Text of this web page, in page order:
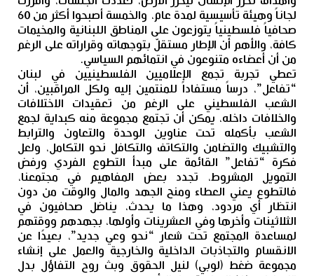
لجاناً وهيئة تأسيسية لمدة عام، والخمسة أصبحوا أكثر من 60
صحافياً فلسطينياً يتوزعون على المناطق اللبنانية والمخيمات
كافة، والأهم أن الإطار مستقلّ بتوجهاته وقراراته على الرغم
من أن أعضاءه متنوعون في انتمائهم السياسي.
تعطي تجربة تجمع الإعلاميين الفلسطينيين في لبنان
“تفاعل”، درساً مستفاداً للمنتمين إليه ولكل المراقبين، أن
الشعب الفلسطيني على الرغم من تعقيدات الاختلافات
والخلافات داخله، يمكن أن تجتمع مجموعة منه كبداية لجمع
الشعب بأكمله تحت عناوين الوحدة والتعاون والترابط
والتشبيك والتضامن والتكاتف والتكافل نحو التكامل، ولعل
فكرة “تفاعل” القائمة على مبدأ التطوع الفردي ورفض
التمويل المشروط، تجدد بعض المفاهيم في مجتمعنا،
فالتطوع يعني العطاء ومنح الجهد والمال والوقت من دون
انتظار أي مردود، وهذا ما يحدث، يناضل صحافيون في
الثلاثينات وأخرها وفي العشرينات وأولها، بجهدهم ووقتهم
لمساعدة المجتمع تحت شعار “نحو وعي جديد”، بعيدًا عن
الانقسام والتجاذبات الداخلية والخارجية والعمل على إنشاء
مجموعة ضغط (لوبي) لنيل الحقوق وبث روح التفاؤل بدل